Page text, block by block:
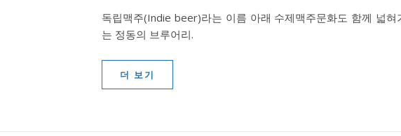
독립맥주(Indie beer)라는 이름 아래 수제맥주문화도 함께 넓혀
는 정동의 브루어리.
더 보기